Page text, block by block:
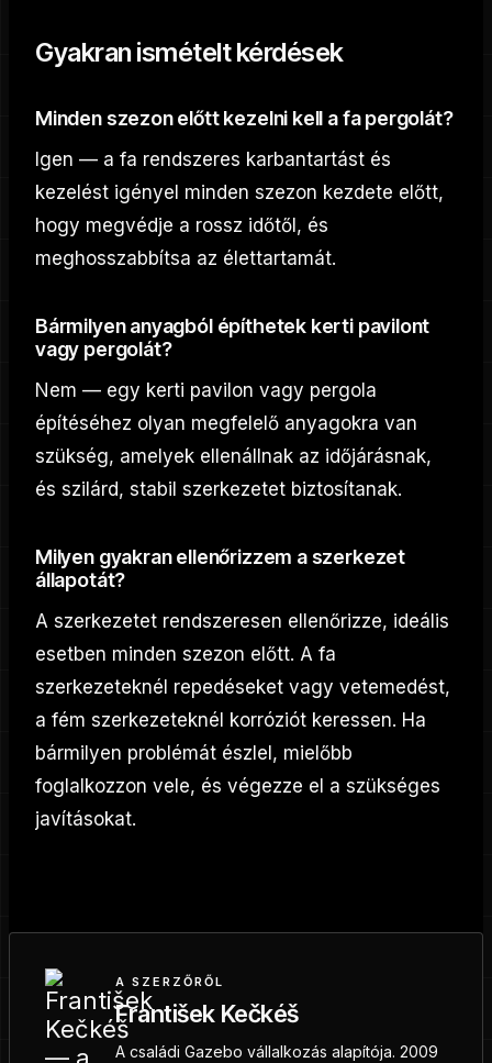
Gyakran ismételt kérdések
Minden szezon előtt kezelni kell a fa pergolát?
Igen — a fa rendszeres karbantartást és
kezelést igényel minden szezon kezdete előtt,
hogy megvédje a rossz időtől, és
meghosszabbítsa az élettartamát.
Bármilyen anyagból építhetek kerti pavilont
vagy pergolát?
Nem — egy kerti pavilon vagy pergola
építéséhez olyan megfelelő anyagokra van
szükség, amelyek ellenállnak az időjárásnak,
és szilárd, stabil szerkezetet biztosítanak.
Milyen gyakran ellenőrizzem a szerkezet
állapotát?
A szerkezetet rendszeresen ellenőrizze, ideális
esetben minden szezon előtt. A fa
szerkezeteknél repedéseket vagy vetemedést,
a fém szerkezeteknél korróziót keressen. Ha
bármilyen problémát észlel, mielőbb
foglalkozzon vele, és végezze el a szükséges
javításokat.
A SZERZŐRŐL
František Kečkéš
A családi Gazebo vállalkozás alapítója. 2009